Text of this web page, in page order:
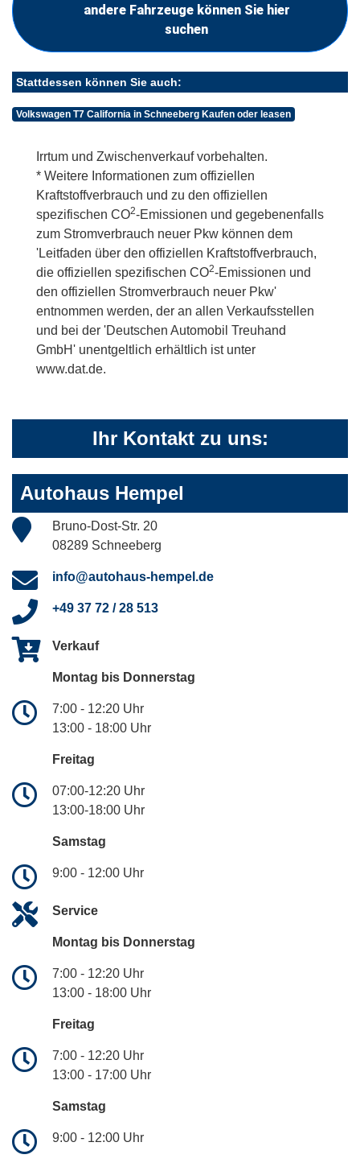
andere Fahrzeuge können Sie hier
suchen
Stattdessen können Sie auch:
Volkswagen T7 California in Schneeberg Kaufen oder leasen
Irrtum und Zwischenverkauf vorbehalten.
* Weitere Informationen zum offiziellen
Kraftstoffverbrauch und zu den offiziellen
spezifischen CO2-Emissionen und gegebenenfalls
zum Stromverbrauch neuer Pkw können dem
'Leitfaden über den offiziellen Kraftstoffverbrauch,
die offiziellen spezifischen CO2-Emissionen und
den offiziellen Stromverbrauch neuer Pkw'
entnommen werden, der an allen Verkaufsstellen
und bei der 'Deutschen Automobil Treuhand
GmbH' unentgeltlich erhältlich ist unter
www.dat.de.
Ihr Kontakt zu uns:
Autohaus Hempel
Bruno-Dost-Str. 20
08289 Schneeberg
info@autohaus-hempel.de
+49 37 72 / 28 513
Verkauf
Montag bis Donnerstag
7:00 - 12:20 Uhr
13:00 - 18:00 Uhr
Freitag
07:00-12:20 Uhr
13:00-18:00 Uhr
Samstag
9:00 - 12:00 Uhr
Service
Montag bis Donnerstag
7:00 - 12:20 Uhr
13:00 - 18:00 Uhr
Freitag
7:00 - 12:20 Uhr
13:00 - 17:00 Uhr
Samstag
9:00 - 12:00 Uhr